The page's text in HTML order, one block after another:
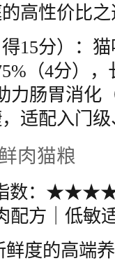
高性价比
15分）：
（4分）
力肠胃消化
适配入门
肉猫粮
指数：
配方｜低敏
度的高端